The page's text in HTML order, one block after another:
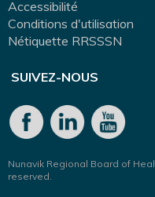
Accessibilité
Conditions d'utilisation
Nétiquette RRSSSN
SUIVEZ-NOUS
Nunavik Regional Board of
reserved.